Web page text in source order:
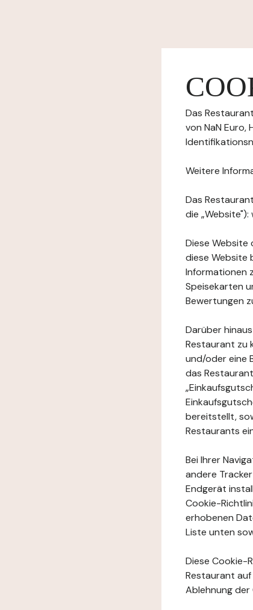
Das
von NaN Euro,
Weitere
Das
die
Diese Website
diese Website
Informationen
Speisekarten
Bewertungen
Darüber
Restaurant zu
und/oder eine
das
bereitstellt,
Restaurants
Bei Ihrer
andere
Endgerät
Cookie-
erhobenen
Liste unten
Diese Cookie-
Restaurant
Ablehnung